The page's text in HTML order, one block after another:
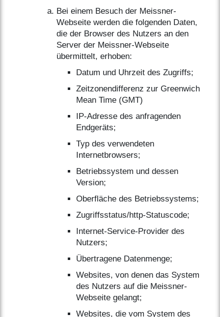
Bei einem Besuch der Meissner-
Webseite werden die folgenden Daten,
die der Browser des Nutzers an den
Server der Meissner-Webseite
übermittelt, erhoben:
Datum und Uhrzeit des Zugriffs;
Zeitzonendifferenz zur Greenwich
Mean Time (GMT)
IP-Adresse des anfragenden
Endgeräts;
Typ des verwendeten
Internetbrowsers;
Betriebssystem und dessen
Version;
Oberfläche des Betriebssystems;
Zugriffsstatus/http-Statuscode;
Internet-Service-Provider des
Nutzers;
Übertragene Datenmenge;
Websites, von denen das System
des Nutzers auf die Meissner-
Webseite gelangt;
Websites, die vom System des